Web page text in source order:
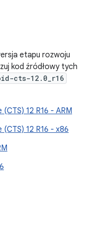
etapu rozwoju
kod źródłowy tych
cts-12.0_r16
12 R16 - ARM
12 R16 - x86